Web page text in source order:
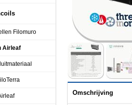
Filomuro
Airleaf
Omschrijving